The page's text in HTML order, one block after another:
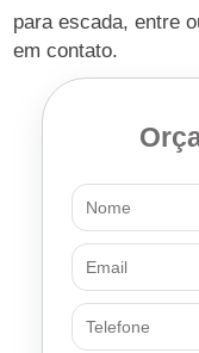
para escada, entre
em contato.